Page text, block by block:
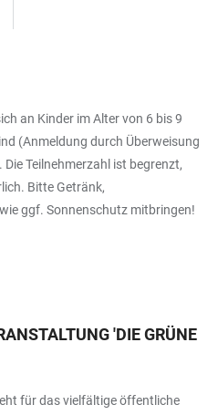
an Kinder im Alter von 6 bis 9
(Anmeldung durch Überweisung
Teilnehmerzahl ist begrenzt,
Bitte Getränk,
ggf. Sonnenschutz mitbringen!
'DIE GRÜNE
für das vielfältige öffentliche